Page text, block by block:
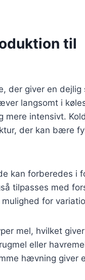
til
der giver en dejlig
langsomt i
mere intensivt.
der kan bære
kan forberedes i
tilpasses med
for
mel, hvilket
eller
hævning giver